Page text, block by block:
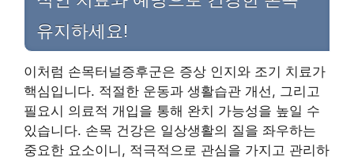
유지하세요!
이처럼 손목터널증후군은 증상 인지와 조기 치료가
핵심입니다. 적절한 운동과 생활습관 개선, 그리고
필요시 의료적 개입을 통해 완치 가능성을 높일 수
있습니다. 손목 건강은 일상생활의 질을 좌우하는
중요한 요소이니, 적극적으로 관심을 가지고 관리하